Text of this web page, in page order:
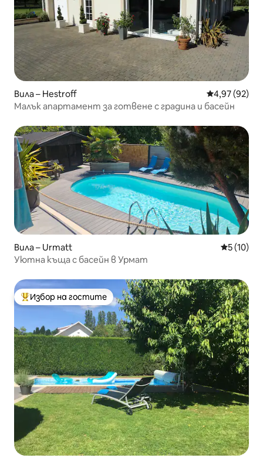
Вила – Hestroff Средна
4,97 (92)
Малък апартамент за готвене с градина и басейн
Вила – Urmatt Средна
5 (10)
Уютна къща с басейн в Урмат
Най-популярен избор на гостите
Избор на гостите